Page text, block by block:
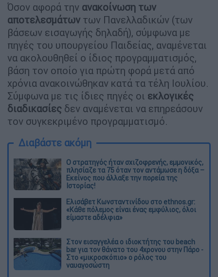
Όσον αφορά την ανακοίνωση των
αποτελεσμάτων των Πανελλαδικών (των
βάσεων εισαγωγής δηλαδή), σύμφωνα με
πηγές του υπουργείου Παιδείας, αναμένεται
να ακολουθηθεί ο ίδιος προγραμματισμός,
βάση τον οποίο για πρώτη φορά μετά από
χρόνια ανακοινώθηκαν κατά τα τέλη Ιουλίου.
Σύμφωνα με τις ίδιες πηγές οι εκλογικές
διαδικασίες δεν αναμένεται να επηρεάσουν
τον συγκεκριμένο προγραμματισμό.
Διαβάστε ακόμη
O στρατηγός ήταν σχιζοφρενής, εμμονικός,
πλησίαζε τα 75 όταν τον αντάμωσε η δόξα –
Εκείνος που άλλαξε την πορεία της
Ιστορίας!
Ελισάβετ Κωνσταντινίδου στο ethnos.gr:
«Κάθε πόλεμος είναι ένας εμφύλιος, όλοι
είμαστε αδέλφια»
Στον εισαγγελέα ο ιδιοκτήτης του beach
bar για τον θάνατο του 4χρονου στην Πάρο -
Στο «μικροσκόπιο» ο ρόλος του
ναυαγοσώστη